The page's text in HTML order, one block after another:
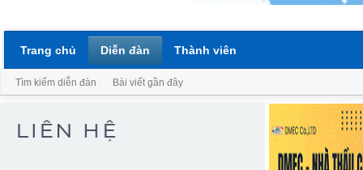
Trang chủ Diễn đàn
Tìm kiếm diễn đàn Bài viết gần đây
Thành viên